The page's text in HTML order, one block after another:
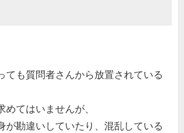
ても質問者さんから放置されている
てはいませんが、
が勘違いしていたり、混乱している